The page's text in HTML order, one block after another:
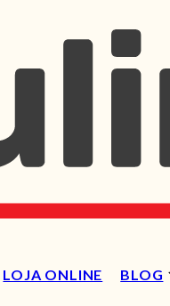
LOJA ONLINE BLOG